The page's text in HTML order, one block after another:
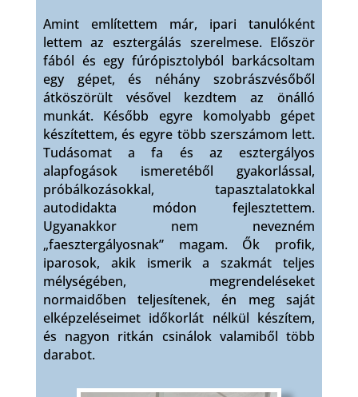
Amint említettem már, ipari tanulóként
lettem az esztergálás szerelmese. Először
fából és egy fúrópisztolyból barkácsoltam
egy gépet, és néhány szobrászvésőből
átköszörült vésővel kezdtem az önálló
munkát. Később egyre komolyabb gépet
készítettem, és egyre több szerszámom lett.
Tudásomat a fa és az esztergályos
alapfogások ismeretéből gyakorlással,
próbálkozásokkal, tapasztalatokkal
autodidakta módon fejlesztettem.
Ugyanakkor nem nevezném
„faesztergályosnak” magam. Ők profik,
iparosok, akik ismerik a szakmát teljes
mélységében, megrendeléseket
normaidőben teljesítenek, én meg saját
elképzeléseimet időkorlát nélkül készítem,
és nagyon ritkán csinálok valamiből több
darabot.